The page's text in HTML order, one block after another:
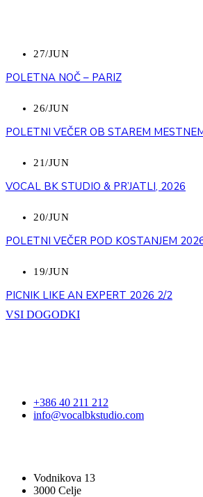
27/JUN
POLETNA NOČ – PARIZ
26/JUN
POLETNI VEČER OB STAREM
21/JUN
VOCAL BK STUDIO & PR’JATLI, 2026
20/JUN
POLETNI VEČER POD KOSTANJEM
19/JUN
PICNIK LIKE AN EXPERT 2026 2/2
VSI DOGODKI
+386 40 211 212
info@vocalbkstudio.com
Vodnikova 13
3000 Celje